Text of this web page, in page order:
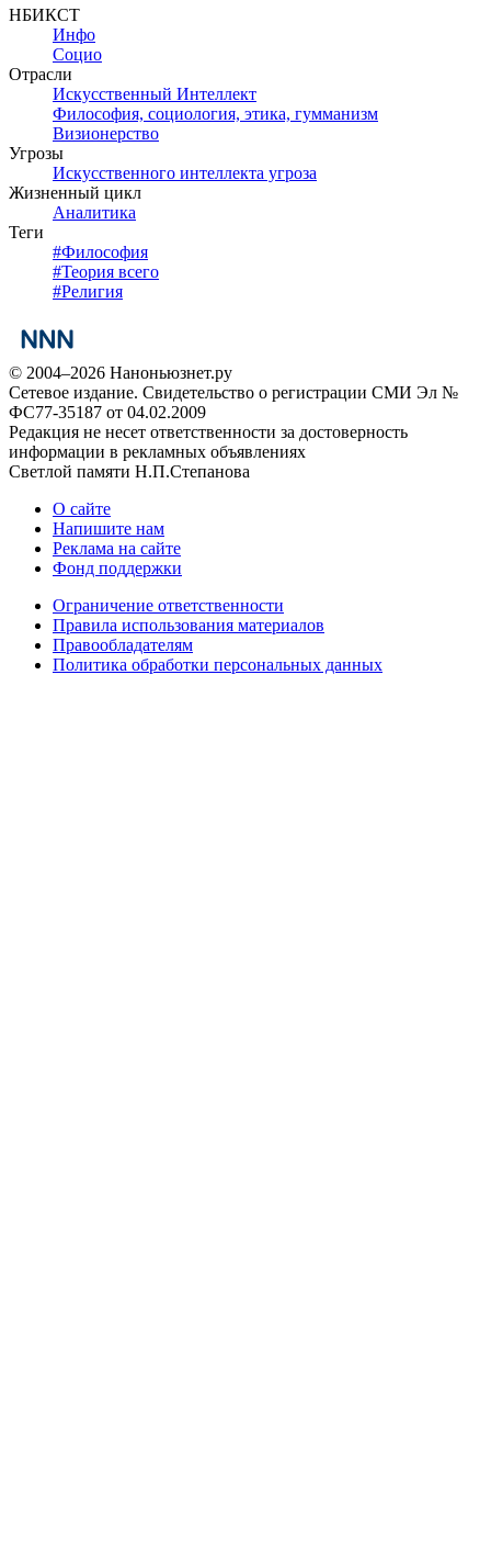
НБИКСТ
Инфо
Социо
Отрасли
Искусственный Интеллект
Философия, социология, этика, гумманизм
Визионерство
Угрозы
Искусственного интеллекта угроза
Жизненный цикл
Аналитика
Теги
#Философия
#Теория всего
#Религия
© 2004–2026 Наноньюзнет.ру
Сетевое издание. Свидетельство о регистрации СМИ Эл №
ФС77-35187 от 04.02.2009
Редакция не несет ответственности за достоверность
информации в рекламных объявлениях
Светлой памяти Н.П.Степанова
О сайте
Напишите нам
Реклама на сайте
Фонд поддержки
Ограничение ответственности
Правила использования материалов
Правообладателям
Политика обработки персональных данных